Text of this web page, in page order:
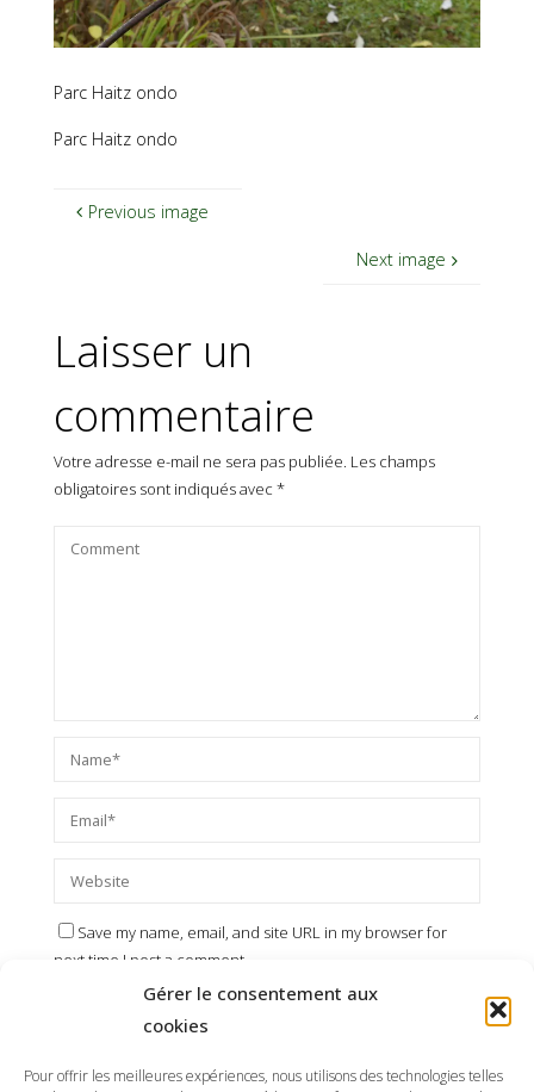
Gérer le consentement aux
cookies
Pour offrir les meilleures expériences, nous utilisons des technologies telles
Parc Haitz ondo
Parc Haitz ondo
Previous image
Next image
Laisser un
commentaire
Votre adresse e-mail ne sera pas publiée. Les champs
obligatoires sont indiqués avec *
Save my name, email, and site URL in my browser for
next time I post a comment.